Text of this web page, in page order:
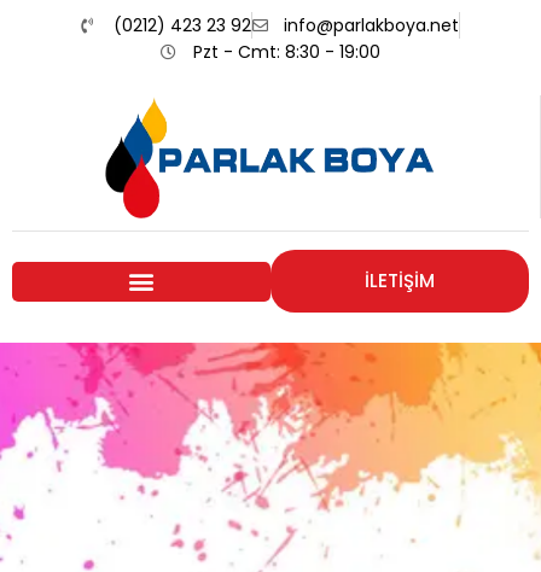
(0212) 423 23 92
info@parlakboya.net
Pzt - Cmt: 8:30 - 19:00
İLETİŞİM
Renklerimiz